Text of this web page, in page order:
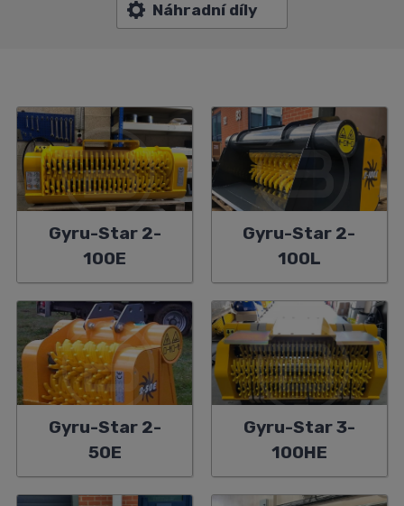
Náhradní díly
Gyru-Star 2-
100E
Gyru-Star 2-
100L
Gyru-Star 2-
50E
Gyru-Star 3-
100HE